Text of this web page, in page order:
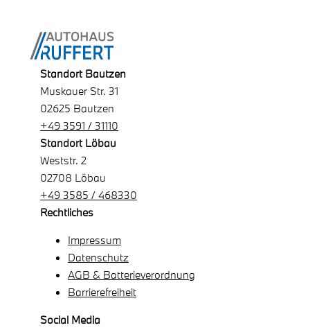
Standort Bautzen
Muskauer Str. 31
02625 Bautzen
+49 3591 / 31110
Standort Löbau
Weststr. 2
02708 Löbau
+49 3585 / 468330
Rechtliches
Impressum
Datenschutz
AGB & Batterieverordnung
Barrierefreiheit
Social Media